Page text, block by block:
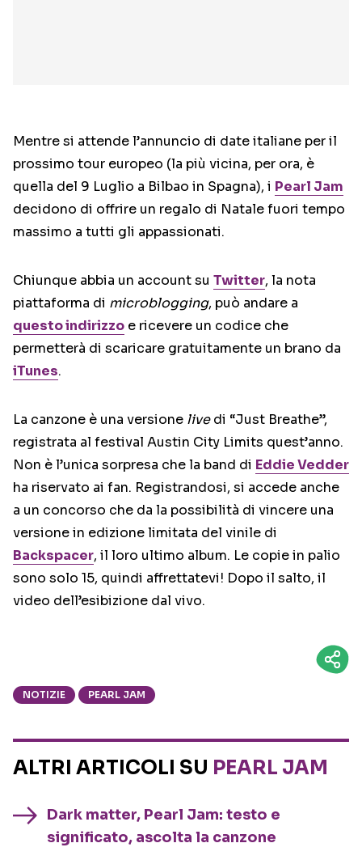
Mentre si attende l’annuncio di date italiane per il
prossimo tour europeo (la più vicina, per ora, è
quella del 9 Luglio a Bilbao in Spagna), i Pearl Jam
decidono di offrire un regalo di Natale fuori tempo
massimo a tutti gli appassionati.
Chiunque abbia un account su Twitter, la nota
piattaforma di microblogging, può andare a
questo indirizzo e ricevere un codice che
permetterà di scaricare gratuitamente un brano da
iTunes.
La canzone è una versione livedi “Just Breathe”,
registrata al festival Austin City Limits quest’anno.
Non è l’unica sorpresa che la band di Eddie Vedder
ha riservato ai fan. Registrandosi, si accede anche
a un concorso che da la possibilità di vincere una
versione in edizione limitata del vinile di
Backspacer, il loro ultimo album. Le copie in palio
sono solo 15, quindi affrettatevi! Dopo il salto, il
video dell’esibizione dal vivo.
NOTIZIE PEARL JAM
ALTRI ARTICOLI SU PEARL JAM
Dark matter, Pearl Jam: testo e
significato, ascolta la canzone